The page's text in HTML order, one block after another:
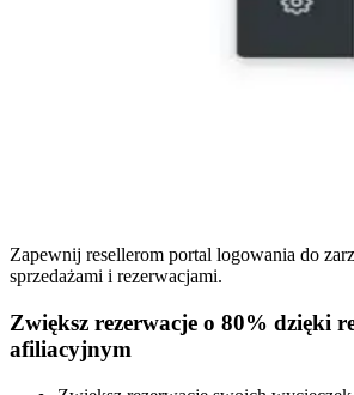
Zapewnij resellerom portal logowania do
sprzedażami i rezerwacjami.
Zwiększ rezerwacje o 80% dzięki
afiliacyjnym